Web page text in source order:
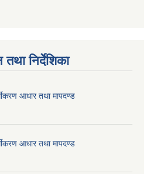
निर्देशिका
आधार तथा मापदण्ड
आधार तथा मापदण्ड